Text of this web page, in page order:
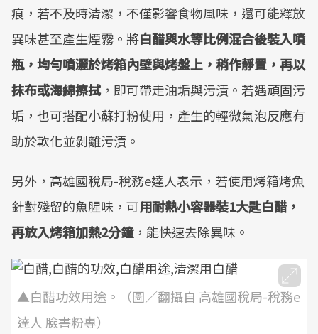
痕，若不及時清潔，不僅影響食物風味，還可能釋放
異味甚至產生煙霧。將白醋與水等比例混合後裝入噴
瓶，均勻噴灑於烤箱內壁與烤盤上，稍作靜置，再以
抹布或海綿擦拭，即可帶走油垢與污漬。若遇頑固污
垢，也可搭配小蘇打粉使用，產生的輕微氣泡反應有
助於軟化並剝離污漬。
另外，高雄國稅局-稅務e達人表示，若使用烤箱烤魚
針對殘留的魚腥味，可用耐熱小容器裝1大匙白醋，
再放入烤箱加熱2分鐘，能快速去除異味。
▲白醋功效用途。（圖／翻攝自 高雄國稅局-稅務e
達人 臉書粉專）